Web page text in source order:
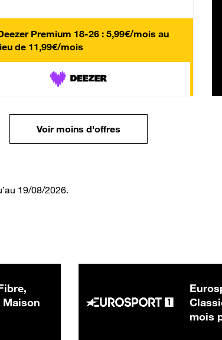
Premium 18-26 : 5,99€/mois au
de 11,99€/mois
Voir moins d'offres
19/08/2026.
Maison
mois